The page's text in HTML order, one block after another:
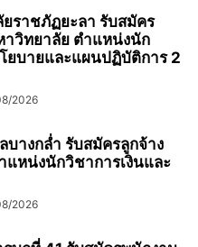
ราชภัฏยะลา รับสมัคร
วิทยาลัย ตำแหน่งนัก
ยบายและแผนปฏิบัติการ 2
2026
บางกล่ำ รับสมัครลูกจ้าง
แหน่งนักวิชาการเงินและ
2026